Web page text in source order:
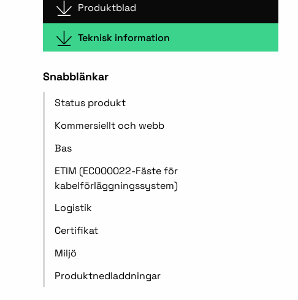
Produktblad
Teknisk information
Snabblänkar
Status produkt
Kommersiellt och webb
Bas
ETIM (EC000022-Fäste för
kabelförläggningssystem)
Logistik
Certifikat
Miljö
Produktnedladdningar